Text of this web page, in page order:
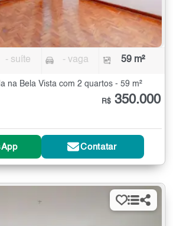
- suíte - vaga 59 m²
na Bela Vista com 2 quartos - 59 m²
R$ 350.000
Contatar